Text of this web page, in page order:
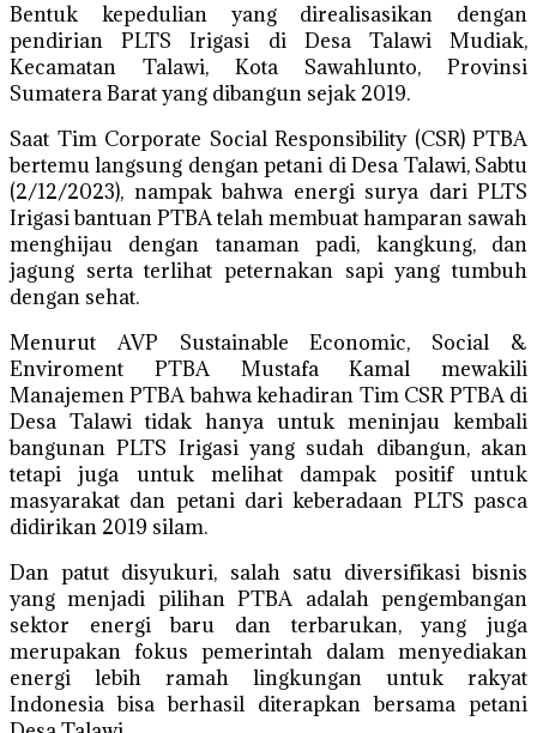
Bentuk kepedulian yang direalisasikan dengan
pendirian PLTS Irigasi di Desa Talawi Mudiak,
Kecamatan Talawi, Kota Sawahlunto, Provinsi
Sumatera Barat yang dibangun sejak 2019.
Saat Tim Corporate Social Responsibility (CSR) PTBA
bertemu langsung dengan petani di Desa Talawi, Sabtu
(2/12/2023), nampak bahwa energi surya dari PLTS
Irigasi bantuan PTBA telah membuat hamparan sawah
menghijau dengan tanaman padi, kangkung, dan
jagung serta terlihat peternakan sapi yang tumbuh
dengan sehat.
Menurut AVP Sustainable Economic, Social &
Enviroment PTBA Mustafa Kamal mewakili
Manajemen PTBA bahwa kehadiran Tim CSR PTBA di
Desa Talawi tidak hanya untuk meninjau kembali
bangunan PLTS Irigasi yang sudah dibangun, akan
tetapi juga untuk melihat dampak positif untuk
masyarakat dan petani dari keberadaan PLTS pasca
didirikan 2019 silam.
Dan patut disyukuri, salah satu diversifikasi bisnis
yang menjadi pilihan PTBA adalah pengembangan
sektor energi baru dan terbarukan, yang juga
merupakan fokus pemerintah dalam menyediakan
energi lebih ramah lingkungan untuk rakyat
Indonesia bisa berhasil diterapkan bersama petani